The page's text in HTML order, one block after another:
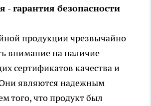
- гарантия безопасности
продукции чрезвычайно
внимание на наличие
сертификатов качества и
являются надежным
того, что продукт был